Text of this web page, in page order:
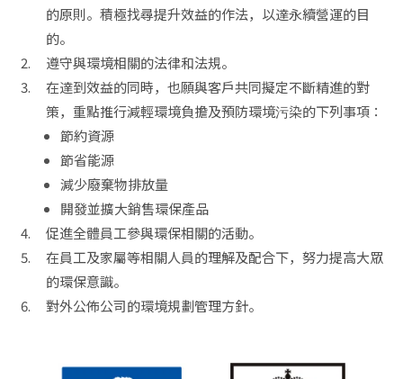
的原則。積極找尋提升效益的作法，以達永續營運的目
的。
遵守與環境相關的法律和法規。
在達到效益的同時，也願與客戶共同擬定不斷精進的對
策，重點推行減輕環境負擔及預防環境污染的下列事項：
節約資源
節省能源
減少廢棄物排放量
開發並擴大銷售環保產品
促進全體員工參與環保相關的活動。
在員工及家屬等相關人員的理解及配合下，努力提高大眾
的環保意識。
對外公佈公司的環境規劃管理方針。